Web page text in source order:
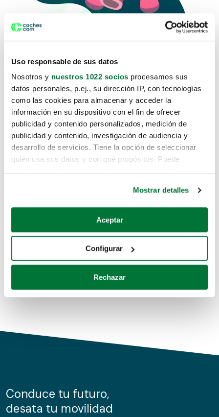
Uso responsable de sus datos
Nosotros y nuestros 1022 socios procesamos sus
datos personales, p.ej., su dirección IP, con tecnologías
como las cookies para almacenar y acceder la
información en su dispositivo con el fin de ofrecer
publicidad y contenido personalizados, medición de
publicidad y contenido, investigación de audiencia y
desarrollo de servicios. Tiene la opción de seleccionar
quién usa sus datos y con qué propósitos. Puede
Si lo permite, también quisiéramos:
Recopilar información sobre su ubicación geográfica
Identificar su dispositivo analizándolo activamente
para buscar características específicas (huellas
Obtenga más información sobre cómo se procesan sus
de cookies.
información sobre el uso que haga del sitio web con
nuestros partners de redes sociales, publicidad y análisis
Mostrar detalles
Aceptar
Configurar
Rechazar
Lo sentimos, no sabemos como
te hemos traido hasta aquí.
Pero puedes encontrar el coche que estás
buscando en alguno de estos enlaces:
Coches de segunda mano
Coches de km0
Conduce tu futuro,
desata tu movilidad